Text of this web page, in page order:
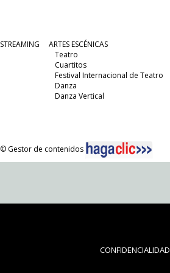
STREAMING
ARTES ESCÉNICAS
Teatro
Cuartitos
Festival Internacional de Teatro
Danza
Danza Vertical
© Gestor de contenidos
CONFIDENCIALIDAD